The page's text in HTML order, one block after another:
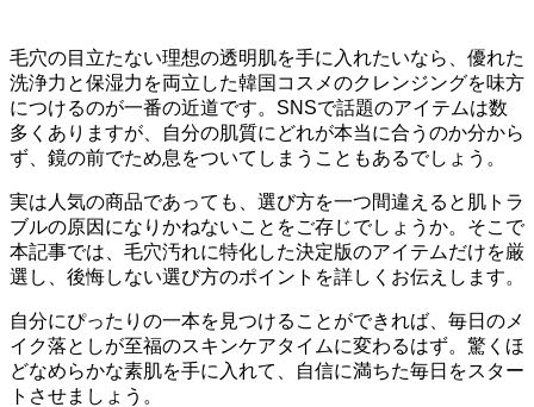
毛穴の目立たない理想の透明肌を手に入れたいなら、優れた
洗浄力と保湿力を両立した韓国コスメのクレンジングを味方
につけるのが一番の近道です。SNSで話題のアイテムは数
多くありますが、自分の肌質にどれが本当に合うのか分から
ず、鏡の前でため息をついてしまうこともあるでしょう。
実は人気の商品であっても、選び方を一つ間違えると肌トラ
ブルの原因になりかねないことをご存じでしょうか。そこで
本記事では、毛穴汚れに特化した決定版のアイテムだけを厳
選し、後悔しない選び方のポイントを詳しくお伝えします。
自分にぴったりの一本を見つけることができれば、毎日のメ
イク落としが至福のスキンケアタイムに変わるはず。驚くほ
どなめらかな素肌を手に入れて、自信に満ちた毎日をスター
トさせましょう。